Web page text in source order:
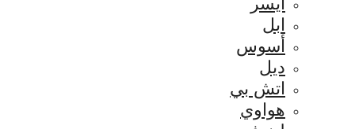
ابل
أسوس
ديل
اتش بي
هواوي